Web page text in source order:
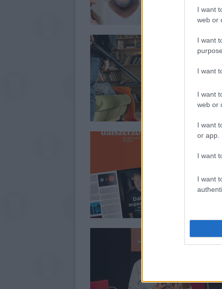
I want
web or
I want
I want
I want
web or
I want
or app.
I want
I want